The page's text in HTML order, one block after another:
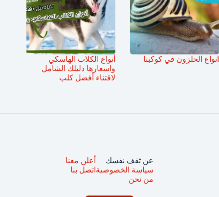
انواع الحلزون في كوكبنا
أنواع الكلاب الهاسكي
واسعارها دليلك الشامل
لاقتناء أفضل كلب
عن ثقف نفسك
سياسة الخصوصية
من نحن
أعلن معنا
اتصل بنا